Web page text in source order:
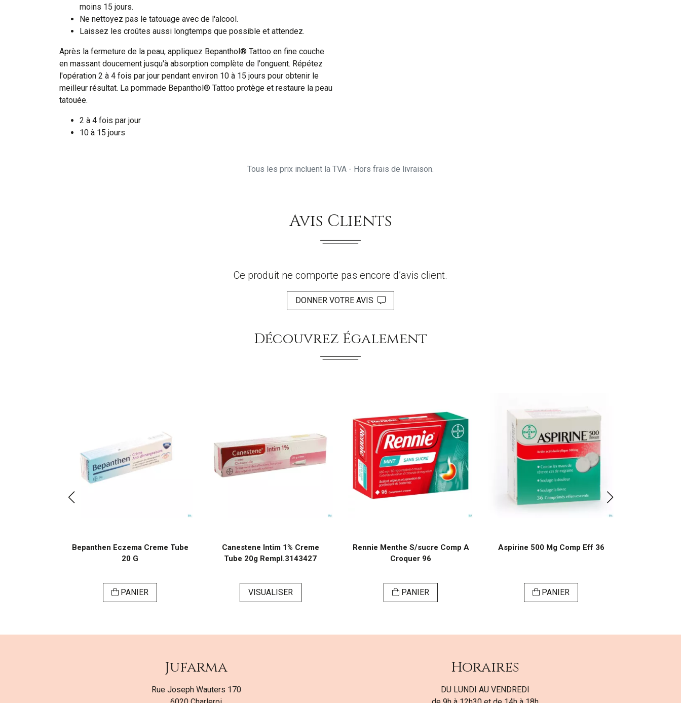
moins 15 jours.
Ne nettoyez pas le tatouage avec de l'alcool.
Laissez les croûtes aussi longtemps que possible et attendez.
Après la fermeture de la peau, appliquez Bepanthol® Tattoo en fine couche
en massant doucement jusqu'à absorption complète de l'onguent. Répétez
l'opération 2 à 4 fois par jour pendant environ 10 à 15 jours pour obtenir le
meilleur résultat. La pommade Bepanthol® Tattoo protège et restaure la peau
tatouée.
2 à 4 fois par jour
10 à 15 jours
Tous les prix incluent la TVA - Hors frais de livraison.
Avis Clients
Ce produit ne comporte pas encore d’avis client.
DONNER VOTRE AVIS
Découvrez Également
Bepanthen Eczema Creme Tube
20 G
PANIER
Canestene Intim 1% Creme
Tube 20g Rempl.3143427
VISUALISER
Rennie Menthe S/sucre Comp A
Croquer 96
PANIER
Aspirine 500 Mg Comp Eff 36
PANIER
Jufarma
Rue Joseph Wauters 170
Horaires
DU LUNDI AU VENDREDI